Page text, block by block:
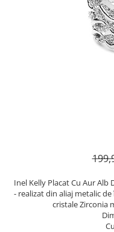
Inel Kelly Placat Cu Aur Alb
- realizat din aliaj metalic
cristale Zirconia